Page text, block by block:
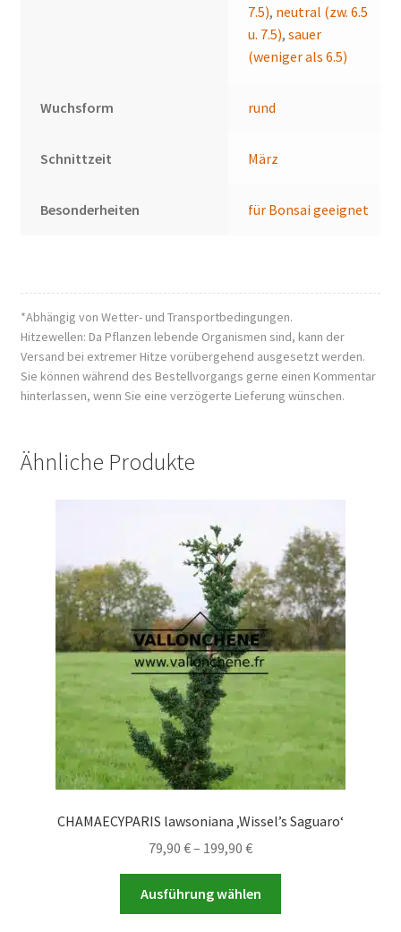
7.5), neutral (zw. 6.5
u. 7.5),sauer
(weniger als 6.5)
Wuchsform rund
Schnittzeit März
Besonderheiten für Bonsai geeignet
*Abhängig von Wetter- und Transportbedingungen.
Hitzewellen: Da Pflanzen lebende Organismen sind, kann der
Versand bei extremer Hitze vorübergehend ausgesetzt werden.
Sie können während des Bestellvorgangs gerne einen Kommentar
hinterlassen, wenn Sie eine verzögerte Lieferung wünschen.
Ähnliche Produkte
CHAMAECYPARIS lawsoniana ‚Wissel’s Saguaro‘
79,90 €– 199,90 €Preisspanne:
79,90 €
bis
199,90 €
Ausführung wählen